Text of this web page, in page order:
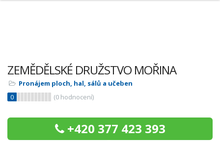
ZEMĚDĚLSKÉ DRUŽSTVO MOŘINA
Pronájem ploch, hal, sálů a učeben
0
(0 hodnocení)
+420 377 423 393